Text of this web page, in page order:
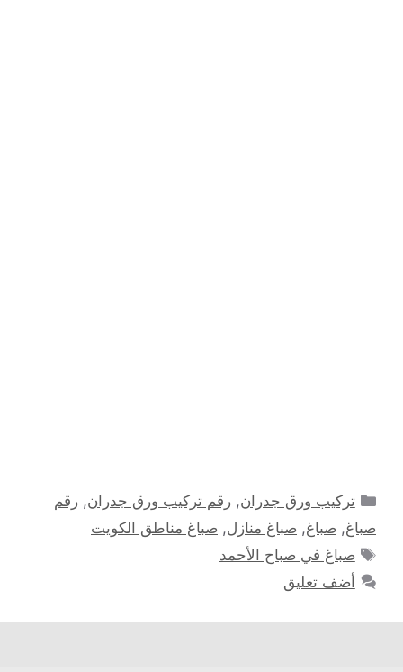
التصنيفات
تركيب ورق جدران,رقم تركيب ورق جدران,رقم
صباغ, صباغ, صباغ منازل, صباغ مناطق الكويت
الوسوم
صباغ في صباح الأحمد
أضف تعليق